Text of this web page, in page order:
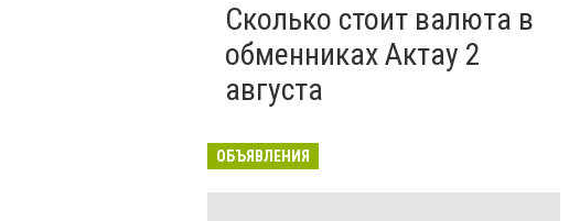
Сколько стоит валюта в
обменниках Актау 2
августа
ОБЪЯВЛЕНИЯ